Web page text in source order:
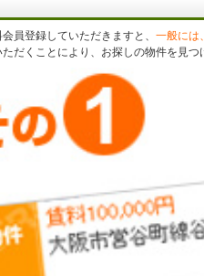
員登録していただきますと、 一般には
だくことにより、お探しの物件を見